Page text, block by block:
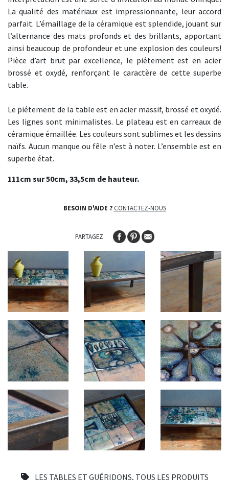
LES TABLES ET GUÉRIDONS, TOUS LES PRODUITS
La qualité des matériaux est impressionnante, leur accord
parfait. L’émaillage de la céramique est splendide, jouant sur
l’alternance des mats profonds et des brillants, apportant
ainsi beaucoup de profondeur et une explosion des couleurs!
Pièce d’art brut par excellence, le piétement est en acier
brossé et oxydé, renforçant le caractère de cette superbe
table.
Le piétement de la table est en acier massif, brossé et oxydé.
Les lignes sont minimalistes. Le plateau est en carreaux de
céramique émaillée. Les couleurs sont sublimes et les dessins
naïfs. Aucun manque ou fêle n’est à noter. L’ensemble est en
superbe état.
111cm sur 50cm, 33,5cm de hauteur.
BESOIN D'AIDE ? CONTACTEZ-NOUS
PARTAGEZ